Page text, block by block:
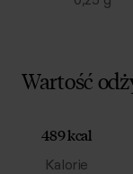
Wartość
489 kcal
Kalorie